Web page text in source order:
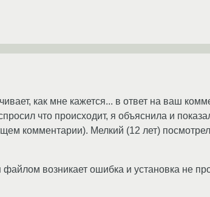
как мне кажется... в ответ на ваш
что происходит, я объяснила и
комментарии). Мелкий (12 лет)
возникает ошибка и установка не